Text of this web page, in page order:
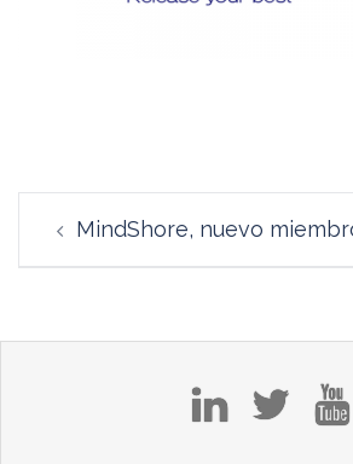
de
entradas
MindShore, nuevo